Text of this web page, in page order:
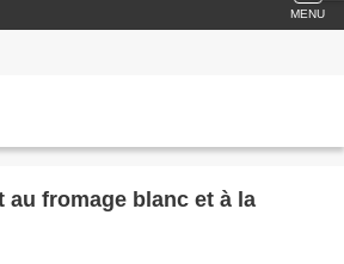
MENU
au fromage blanc et à la